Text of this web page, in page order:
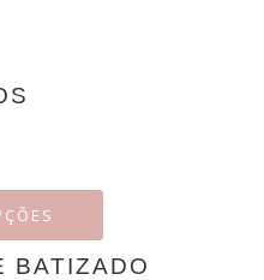
BATIZADO